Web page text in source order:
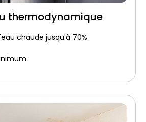
thermodynamique
chaude jusqu'à 70%